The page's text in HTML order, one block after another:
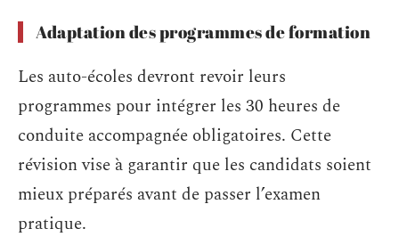
Adaptation des programmes de formation
Les auto-écoles devront revoir leurs
programmes pour intégrer les 30 heures de
conduite accompagnée obligatoires. Cette
révision vise à garantir que les candidats soient
mieux préparés avant de passer l’examen
pratique.